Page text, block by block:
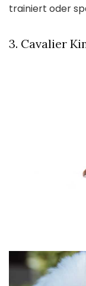
trainiert oder
3. Cavalier